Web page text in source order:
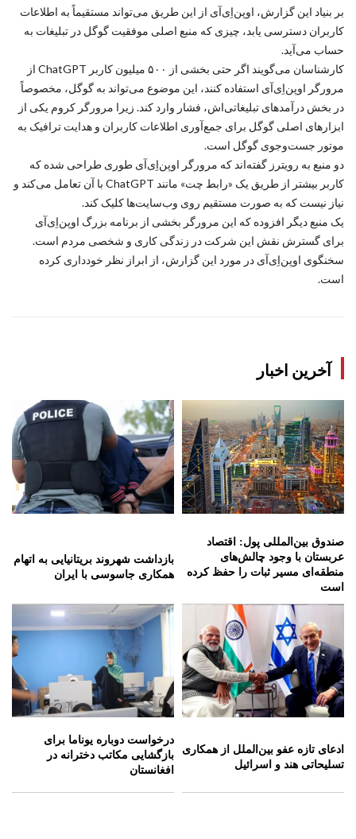
بر بنیاد این گزارش، اوپن‌اِی‌آی از این طریق می‌تواند مستقیماً به اطلاعات
کاربران دسترسی یابد، چیزی که منبع اصلی موفقیت گوگل در تبلیغات به
حساب می‌آید.
کارشناسان می‌گویند اگر حتی بخشی از ۵۰۰ میلیون کاربر ChatGPT از
مرورگر اوپن‌اِی‌آی استفاده کنند، این موضوع می‌تواند به گوگل، مخصوصاً
در بخش درآمدهای تبلیغاتی‌اش، فشار وارد کند. زیرا مرورگر کروم یکی از
ابزارهای اصلی گوگل برای جمع‌آوری اطلاعات کاربران و هدایت ترافیک به
موتور جست‌وجوی گوگل است.
دو منبع به رویترز گفته‌اند که مرورگر اوپن‌اِی‌آی طوری طراحی شده که
کاربر بیشتر از طریق یک «رابط چت» مانند ChatGPT با آن تعامل می‌کند و
نیاز نیست که به صورت مستقیم روی وب‌سایت‌ها کلیک کند.
یک منبع دیگر افزوده که این مرورگر بخشی از برنامه بزرگ اوپن‌اِی‌آی
برای گسترش نقش این شرکت در زندگی کاری و شخصی مردم است.
سخنگوی اوپن‌اِی‌آی در مورد این گزارش، از ابراز نظر خودداری کرده
است.
آخرین اخبار
صندوق بین‌المللی پول: اقتصاد
عربستان با وجود چالش‌های
منطقه‌ای مسیر ثبات را حفظ کرده
است
بازداشت شهروند بریتانیایی به اتهام
همکاری جاسوسی با ایران
ادعای تازه عفو بین‌الملل از همکاری
تسلیحاتی هند و اسرائیل
درخواست دوباره یوناما برای
بازگشایی مکاتب دخترانه در
افغانستان